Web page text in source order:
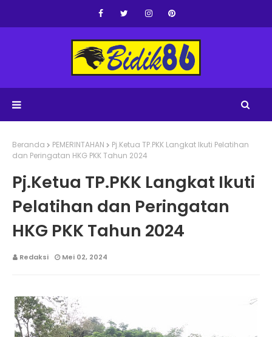
Beranda PEMERINTAHAN
Pj.Ketua TP.PKK Langkat Ikuti Pelatihan
dan Peringatan HKG PKK Tahun 2024
Pj.Ketua TP.PKK Langkat Ikuti
Pelatihan dan Peringatan
HKG PKK Tahun 2024
Redaksi Mei 02, 2024